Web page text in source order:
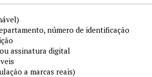
número de identificação
assinatura digital
a marcas reais)